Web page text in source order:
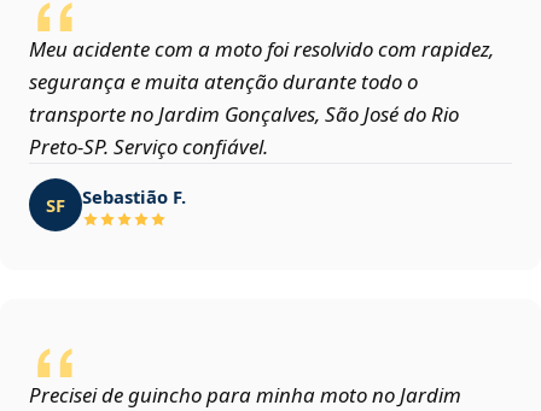
Meu acidente com a moto foi resolvido com rapidez,
segurança e muita atenção durante todo o
transporte no Jardim Gonçalves, São José do Rio
Preto‑SP. Serviço confiável.
SF Sebastião F.
Precisei de guincho para minha moto no Jardim